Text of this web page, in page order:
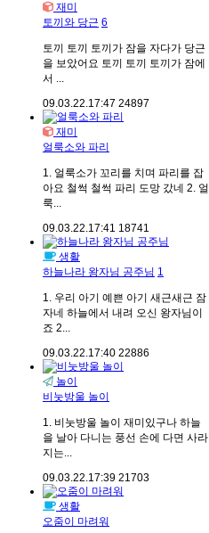
재미
토끼와 당근 6
토끼 토끼 토끼가 잠을 자다가 당근
을 보았어요 토끼 토끼 토끼가 잠에
서 ...
09.03.22.17:47 24897
재미
얼룩소와 파리
1. 얼룩소가 꼬리를 치며 파리를 잡
아요 철썩 철썩 파리 도망 갔네 2. 얼
룩...
09.03.22.17:41 18741
생활
하늘나라 왕자님 공주님 1
1. 우리 아기 예쁜 아기 새근새근 잠
자네 하늘에서 내려 오신 왕자님이
죠 2...
09.03.22.17:40 22886
놀이
비눗방울 놀이
1. 비눗방울 놀이 재미있구나 하늘
을 날아 다니는 풍선 손에 다면 사라
지는...
09.03.22.17:39 21703
생활
오줌이 마려워